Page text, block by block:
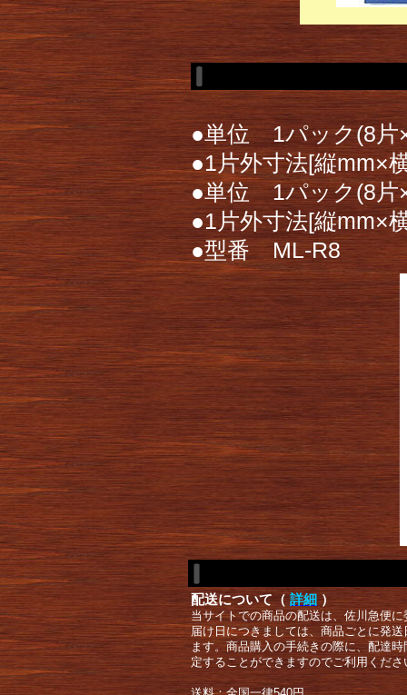
●単位 1パック(8片
●1片外寸法[縦mm×
●単位 1パック(8片
●1片外寸法[縦
●型番 ML-R8
配送について（ 詳細 ）
当サイトでの商品の配送は、佐川急便
届け日につきましては、商品ごとに発
ます。商品購入の手続きの際に、配達
定することができますのでご利用くださ